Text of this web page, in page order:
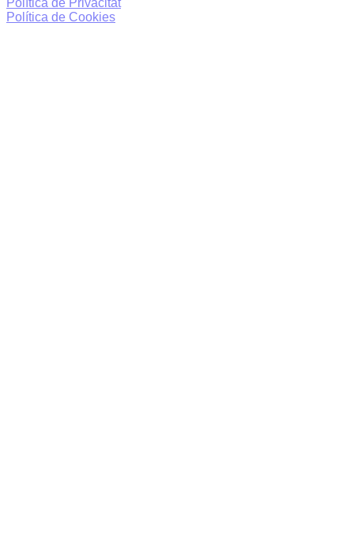
Política de Privacitat
Política de Cookies